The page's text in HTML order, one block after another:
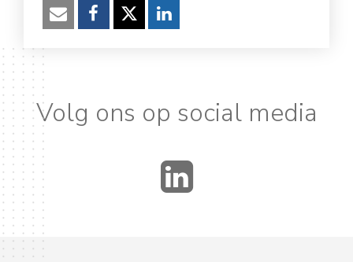
Verzenden
Facebook
TwitterLinkedIn
Volg ons op social media